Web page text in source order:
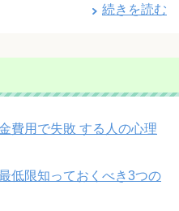
続きを読む
費用で失敗 する人の心理
低限知っておくべき3つの